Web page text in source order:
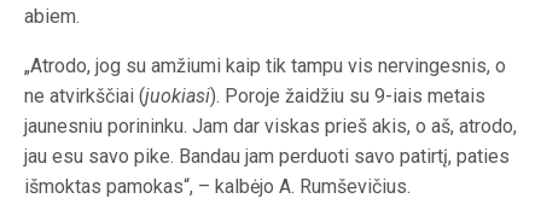
abiem.
„Atrodo, jog su amžiumi kaip tik tampu vis nervingesnis, o
ne atvirkščiai (juokiasi). Poroje žaidžiu su 9-iais metais
jaunesniu porininku. Jam dar viskas prieš akis, o aš, atrodo,
jau esu savo pike. Bandau jam perduoti savo patirtį, paties
išmoktas pamokas“, – kalbėjo A. Rumševičius.